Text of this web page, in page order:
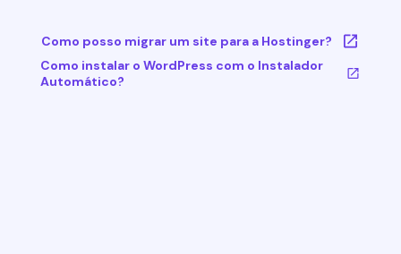
Como posso migrar um site para a Hostinger?
Como instalar o WordPress com o Instalador
Automático?